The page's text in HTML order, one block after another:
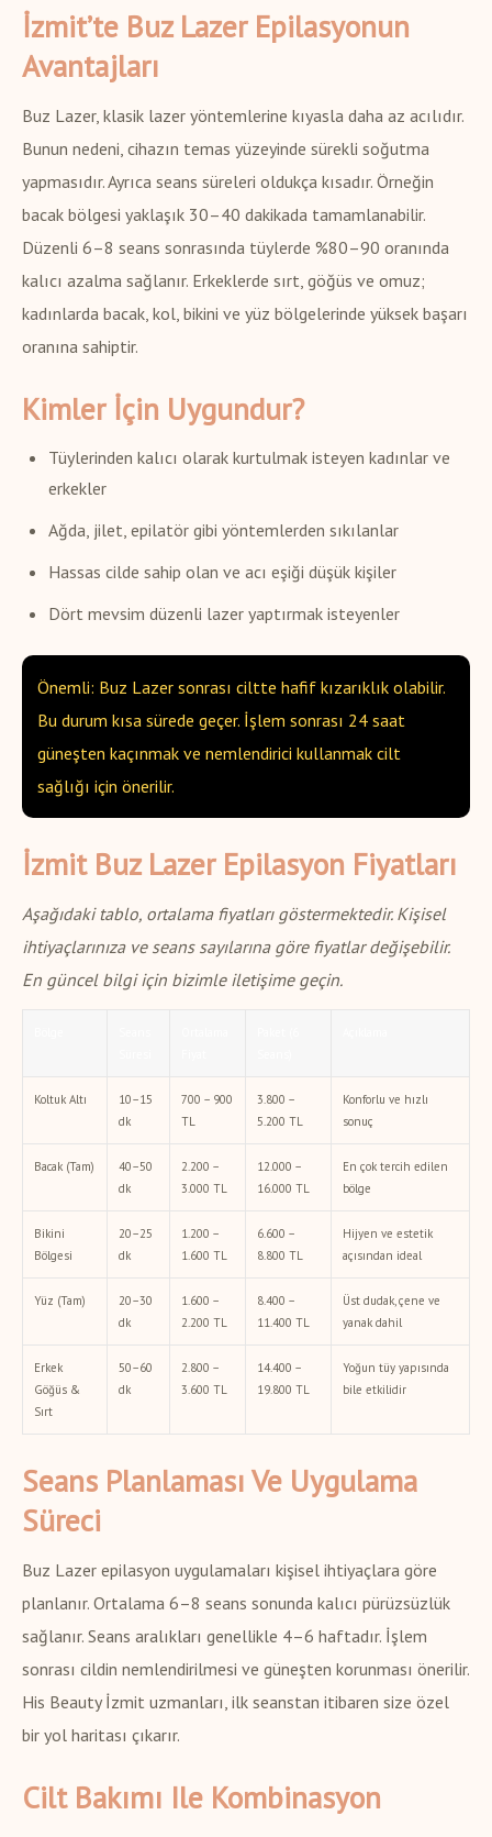
İzmit’te Buz Lazer Epilasyonun
Avantajları
Buz Lazer, klasik lazer yöntemlerine kıyasla daha az acılıdır.
Bunun nedeni, cihazın temas yüzeyinde sürekli soğutma
yapmasıdır. Ayrıca seans süreleri oldukça kısadır. Örneğin
bacak bölgesi yaklaşık 30–40 dakikada tamamlanabilir.
Düzenli 6–8 seans sonrasında tüylerde %80–90 oranında
kalıcı azalma sağlanır. Erkeklerde sırt, göğüs ve omuz;
kadınlarda bacak, kol, bikini ve yüz bölgelerinde yüksek başarı
oranına sahiptir.
Kimler İçin Uygundur?
Tüylerinden kalıcı olarak kurtulmak isteyen kadınlar ve
erkekler
Ağda, jilet, epilatör gibi yöntemlerden sıkılanlar
Hassas cilde sahip olan ve acı eşiği düşük kişiler
Dört mevsim düzenli lazer yaptırmak isteyenler
Önemli: Buz Lazer sonrası ciltte hafif kızarıklık olabilir.
Bu durum kısa sürede geçer. İşlem sonrası 24 saat
güneşten kaçınmak ve nemlendirici kullanmak cilt
sağlığı için önerilir.
İzmit Buz Lazer Epilasyon Fiyatları
Aşağıdaki tablo, ortalama fiyatları göstermektedir. Kişisel
ihtiyaçlarınıza ve seans sayılarına göre fiyatlar değişebilir.
En güncel bilgi için bizimle iletişime geçin.
Koltuk Altı
10–15
dk
700 – 900
TL
3.800 –
5.200 TL
Konforlu ve hızlı
sonuç
Bacak (Tam)
40–50
dk
2.200 –
3.000 TL
12.000 –
16.000 TL
En çok tercih edilen
bölge
Bikini
Bölgesi
20–25
dk
1.200 –
1.600 TL
6.600 –
8.800 TL
Hijyen ve estetik
açısından ideal
Yüz (Tam)
20–30
dk
1.600 –
2.200 TL
8.400 –
11.400 TL
Üst dudak, çene ve
yanak dahil
Erkek
Göğüs &
Sırt
50–60
dk
2.800 –
3.600 TL
14.400 –
19.800 TL
Yoğun tüy yapısında
bile etkilidir
Seans Planlaması Ve Uygulama
Süreci
Buz Lazer epilasyon uygulamaları kişisel ihtiyaçlara göre
planlanır. Ortalama 6–8 seans sonunda kalıcı pürüzsüzlük
sağlanır. Seans aralıkları genellikle 4–6 haftadır. İşlem
sonrası cildin nemlendirilmesi ve güneşten korunması önerilir.
His Beauty İzmit uzmanları, ilk seanstan itibaren size özel
bir yol haritası çıkarır.
Cilt Bakımı Ile Kombinasyon